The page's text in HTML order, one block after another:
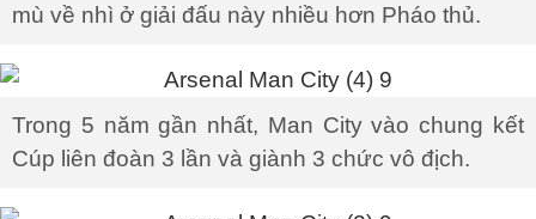
mù về nhì ở giải đấu này nhiều hơn Pháo thủ.
Trong 5 năm gần nhất, Man City vào chung kết
Cúp liên đoàn 3 lần và giành 3 chức vô địch.